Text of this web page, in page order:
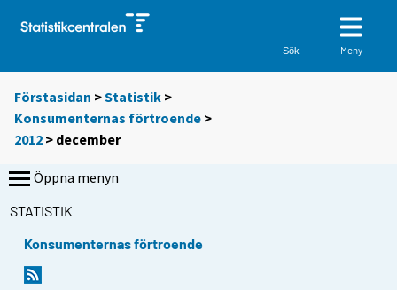
Sök Meny
Förstasidan >Statistik >
Konsumenternas förtroende >
2012 > december
Öppna menyn
STATISTIK
Konsumenternas förtroende